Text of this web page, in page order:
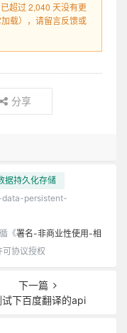
超过 2,040 天没有更
载），请留言反馈或
分享
据持久化存储
persistent-
《署名-非商业性使用-相
可协议授权
下一篇
试下百度翻译的api